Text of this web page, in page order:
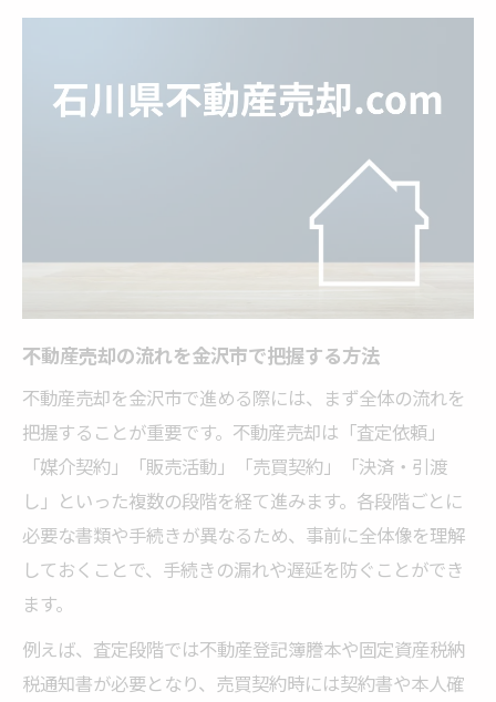
準備漏れを無くす書類整理の具体的な手順
売却時に求められる書類のチェックリスト
安心できる不動産売却のための確認事項
書類紛失時の対応策と再取得方法
売却のために知っておくべき書類準備のコツ
効率的な不動産売却を実現する書類準備術
売却前にまとめるべき必要書類の優先順位
書類の電子化や保管方法で手続きを時短
書類提出のタイミングと受け取り方の注意
点
登記済証や印鑑証明書の集め方を徹底解説
不動産売却で必須の登記済証の取得手順
必要書類をまとめて手配するコツ
有効期限や再発行時の注意事項
不動産売却の流れを金沢市で把握する方法
不動産売却を金沢市で進める際には、まず全体の流れを
把握することが重要です。不動産売却は「査定依頼」
「媒介契約」「販売活動」「売買契約」「決済・引渡
し」といった複数の段階を経て進みます。各段階ごとに
必要な書類や手続きが異なるため、事前に全体像を理解
しておくことで、手続きの漏れや遅延を防ぐことができ
ます。
例えば、査定段階では不動産登記簿謄本や固定資産税納
税通知書が必要となり、売買契約時には契約書や本人確